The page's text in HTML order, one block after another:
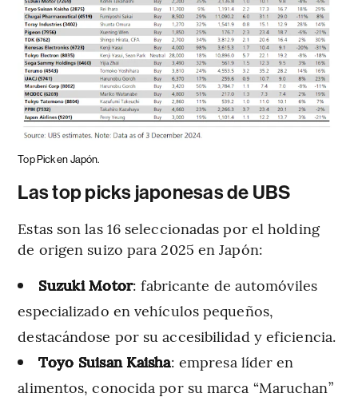
Top Pick en Japón.
Las top picks japonesas de UBS
Estas son las 16 seleccionadas por el holding
de origen suizo para 2025 en Japón:
Suzuki Motor: fabricante de automóviles
especializado en vehículos pequeños,
destacándose por su accesibilidad y eficiencia.
Toyo Suisan Kaisha: empresa líder en
alimentos, conocida por su marca “Maruchan”